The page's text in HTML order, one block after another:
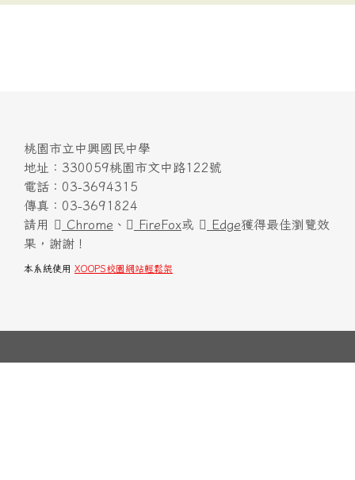
桃園市立中興國民中學
地址：330059桃園市文中路122號
電話：03-3694315
傳真：03-3691824
請用
Chrome 、 FireFox或 Edge獲得最佳瀏覽效
果，謝謝！
本系統使用 XOOPS校園網站輕鬆架